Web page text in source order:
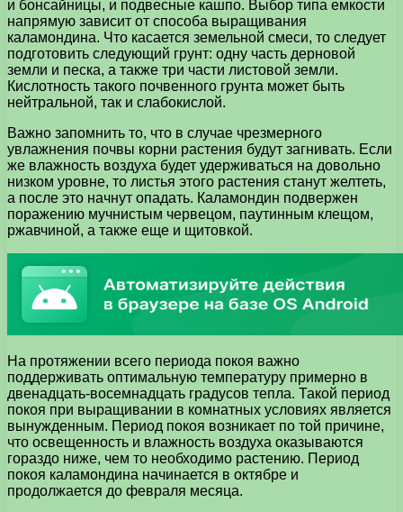
и бонсайницы, и подвесные кашпо. Выбор типа емкости
напрямую зависит от способа выращивания
каламондина. Что касается земельной смеси, то следует
подготовить следующий грунт: одну часть дерновой
земли и песка, а также три части листовой земли.
Кислотность такого почвенного грунта может быть
нейтральной, так и слабокислой.
Важно запомнить то, что в случае чрезмерного
увлажнения почвы корни растения будут загнивать. Если
же влажность воздуха будет удерживаться на довольно
низком уровне, то листья этого растения станут желтеть,
а после это начнут опадать. Каламондин подвержен
поражению мучнистым червецом, паутинным клещом,
ржавчиной, а также еще и щитовкой.
На протяжении всего периода покоя важно
поддерживать оптимальную температуру примерно в
двенадцать-восемнадцать градусов тепла. Такой период
покоя при выращивании в комнатных условиях является
вынужденным. Период покоя возникает по той причине,
что освещенность и влажность воздуха оказываются
гораздо ниже, чем то необходимо растению. Период
покоя каламондина начинается в октябре и
продолжается до февраля месяца.